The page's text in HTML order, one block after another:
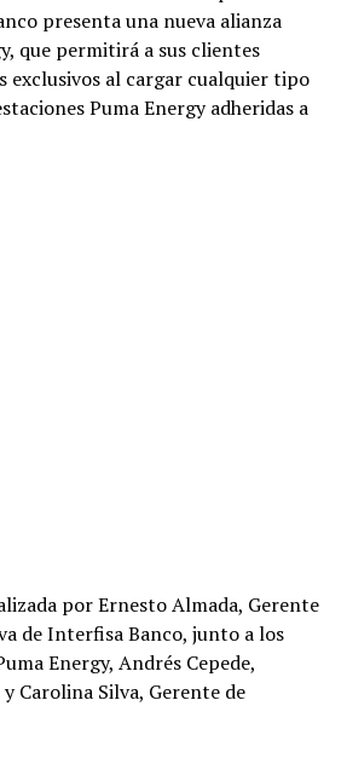
presenta una nueva alianza
que permitirá a sus clientes
exclusivos al cargar cualquier tipo
Puma Energy adheridas a
por Ernesto Almada, Gerente
de Interfisa Banco, junto a los
Energy, Andrés Cepede,
Carolina Silva, Gerente de